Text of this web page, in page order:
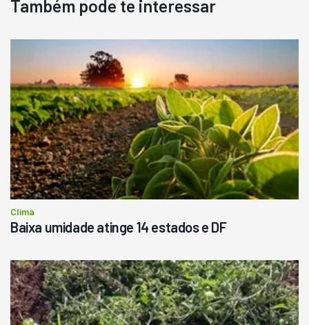
Destaque
Usado
Pá Carregadeira Cat 966
Ano 1987
Londrina
R$ 145.000
Consultar
Também pode te interessar
Clima
Baixa umidade atinge 14 estados e DF